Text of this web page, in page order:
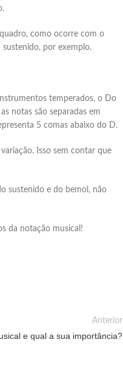
como ocorre com o
por exemplo.
temperados, o Do
notas são separadas em
5 comas abaixo do D.
Isso sem contar que
sustenido e do bemol, não
da notação musical!
Anterior
e qual a sua importância?